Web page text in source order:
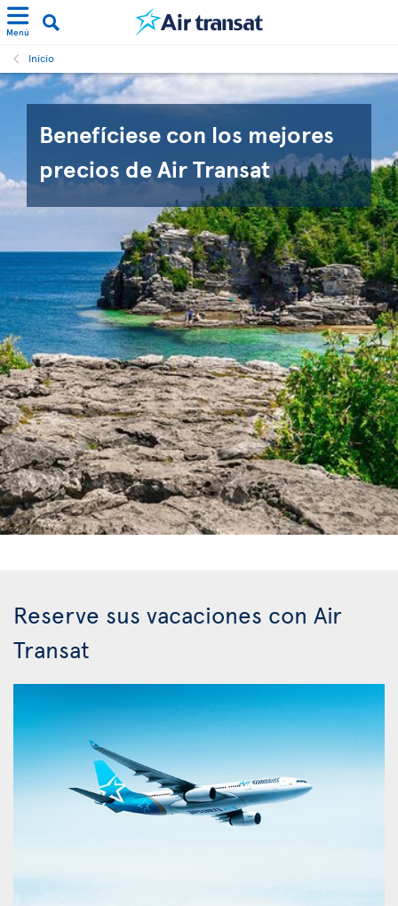
Menú
Inicio
Benefíciese con los mejores
precios de Air Transat
Reserve sus vacaciones con Air
Transat